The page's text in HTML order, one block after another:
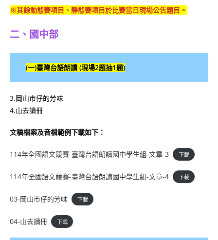
※其餘動態賽項目、靜態賽項目於比賽當日現場公告題目。
二、國中部
(一)臺灣台語朗讀 (現場2題抽1題)
3.岡山市仔的芳味
4.山去讀冊
文稿檔案及音檔範例下載如下：
114年全國語文競賽-臺灣台語朗讀國中學生組-文章-3 下載
114年全國語文競賽-臺灣台語朗讀國中學生組-文章-4 下載
03-岡山市仔的芳味 下載
04-山去讀冊 下載